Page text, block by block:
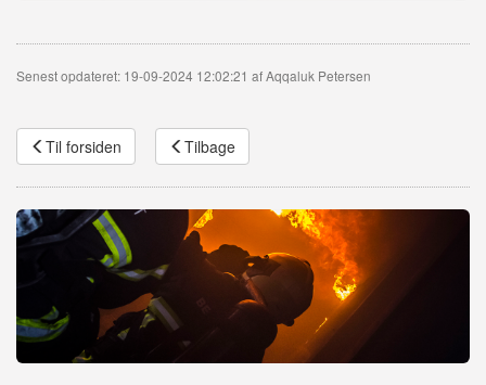
Senest opdateret: 19-09-2024 12:02:21 af Aqqaluk Petersen
Til forsiden Tilbage